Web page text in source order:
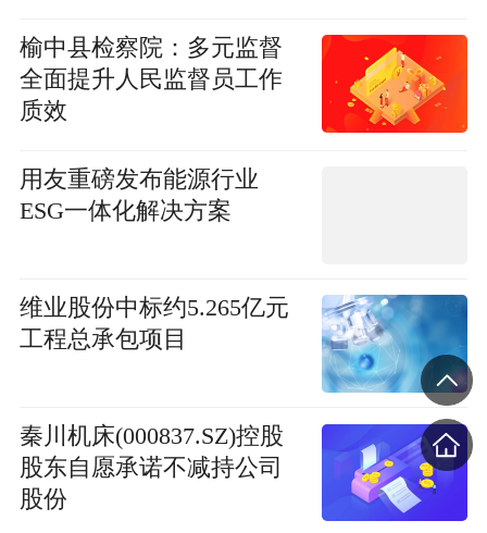
榆中县检察院：多元监督
全面提升人民监督员工作
质效
用友重磅发布能源行业
ESG一体化解决方案
维业股份中标约5.265亿元
工程总承包项目
秦川机床(000837.SZ)控股
股东自愿承诺不减持公司
股份